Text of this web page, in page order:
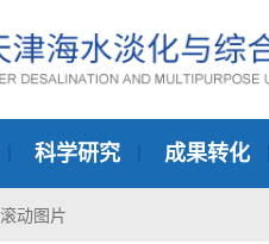
科学研究 成果转化
滚动图片